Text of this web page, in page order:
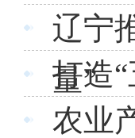
辽宁
量”
打造
农业